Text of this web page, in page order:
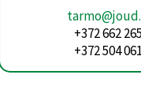
+372 662
+372 504